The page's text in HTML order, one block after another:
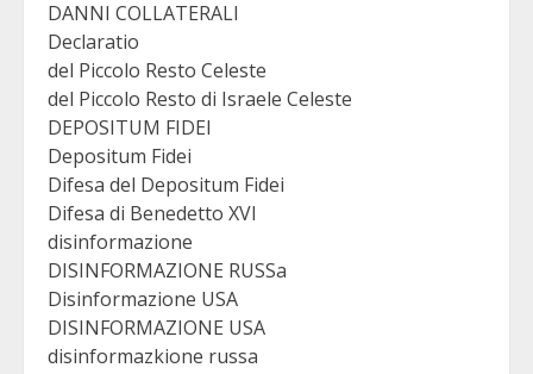
DANNI COLLATERALI
Declaratio
del Piccolo Resto Celeste
del Piccolo Resto di Israele Celeste
DEPOSITUM FIDEI
Depositum Fidei
Difesa del Depositum Fidei
Difesa di Benedetto XVI
disinformazione
DISINFORMAZIONE RUSSa
Disinformazione USA
DISINFORMAZIONE USA
disinformazkione russa